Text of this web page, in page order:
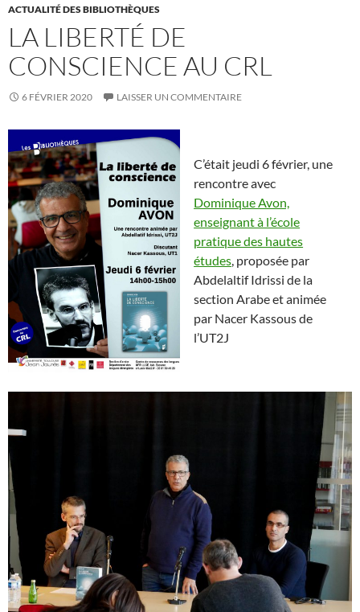
ACTUALITÉ DES BIBLIOTHÈQUES
LA LIBERTÉ DE
CONSCIENCE AU CRL
6 FÉVRIER 2020 LAISSER UN COMMENTAIRE
C’était jeudi 6 février, une
rencontre avec
Dominique Avon,
enseignant à l’école
pratique des hautes
études, proposée par
Abdelaltif Idrissi de la
section Arabe et animée
par Nacer Kassous de
l’UT2J